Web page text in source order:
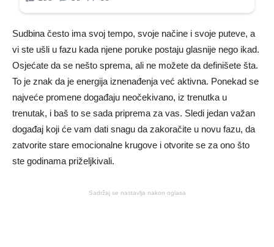
Sudbina često ima svoj tempo, svoje načine i svoje puteve, a
vi ste ušli u fazu kada njene poruke postaju glasnije nego ikad.
Osjećate da se nešto sprema, ali ne možete da definišete šta.
To je znak da je energija iznenađenja već aktivna. Ponekad se
najveće promene događaju neočekivano, iz trenutka u
trenutak, i baš to se sada priprema za vas. Sledi jedan važan
događaj koji će vam dati snagu da zakoračite u novu fazu, da
zatvorite stare emocionalne krugove i otvorite se za ono što
ste godinama priželjkivali.
Sadržaj se nastavlja nakon oglasa